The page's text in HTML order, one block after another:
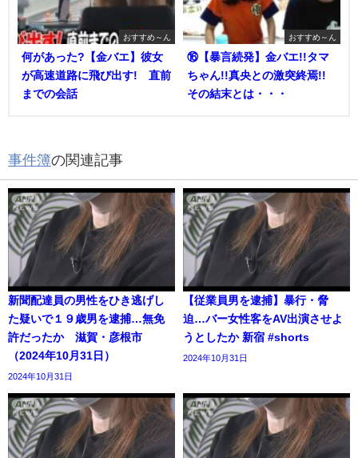
おすすめ～ん
何があった?【金バエ】彼女
が高速道路に飛び出す! 直前
までの会話
おすすめ～ん
⑯【暴言続発】金バエ!!タマ
ちゃん!!真央との激突終焉!!
その結末とは・・・
事件簿の関連記事
新聞配達員の男性をひき逃げし
た疑いで１９歳男を逮捕…無免
許だったか 滋賀・彦根市
（2024年10月31日）
2024年10月31日
【従業員男を逮捕】暴行・脅
迫…バー女性客をAV出演させよ
うとしたか 新宿 #shorts
2024年10月31日